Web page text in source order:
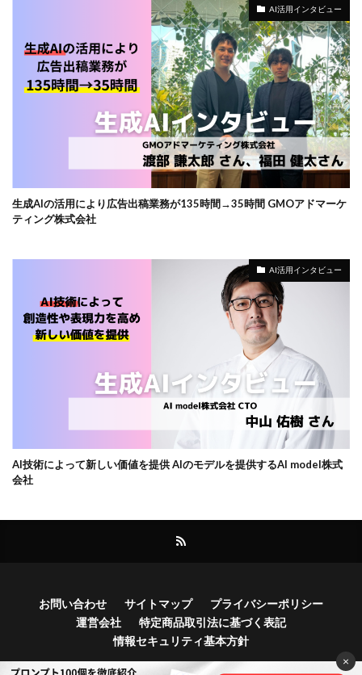
AI活用インタビュー
生成AIの活用により広告出稿業務が135時間→35時間 GMOアドマーケ
ティング株式会社
AI活用インタビュー
AI技術によって新しい価値を提供 AIのモデルを提供するAI model株式
会社
お問い合わせ サイトマップ
プライバシーポリシー
運営会社
特定商品取引法に基づく表記
情報セキュリティ基本方針
×